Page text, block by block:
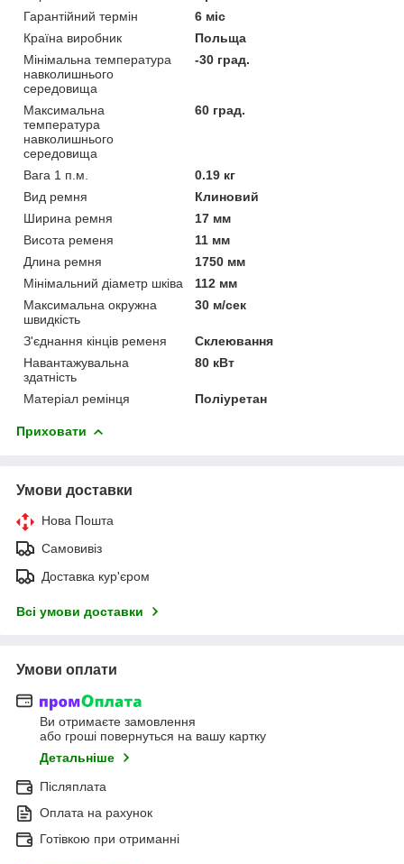
Гарантійний термін
6 міс
Країна виробник
Польща
Мінімальна температура
навколишнього
середовища
-30 град.
Максимальна
температура
навколишнього
середовища
60 град.
Вага 1 п.м.
0.19 кг
Вид ремня
Клиновий
Ширина ремня
17 мм
Висота ременя
11 мм
Длина ремня
1750 мм
Мінімальний діаметр шківа
112 мм
Максимальна окружна
швидкість
30 м/сек
З'єднання кінців ременя
Склеювання
Навантажувальна
здатність
80 кВт
Матеріал ремінця Поліуретан
Приховати
Умови доставки
Нова Пошта
Самовивіз
Доставка кур'єром
Всі умови доставки
Умови оплати
Ви отримаєте замовлення
або гроші повернуться на вашу картку
Детальніше
Післяплата
Оплата на рахунок
Готівкою при отриманні